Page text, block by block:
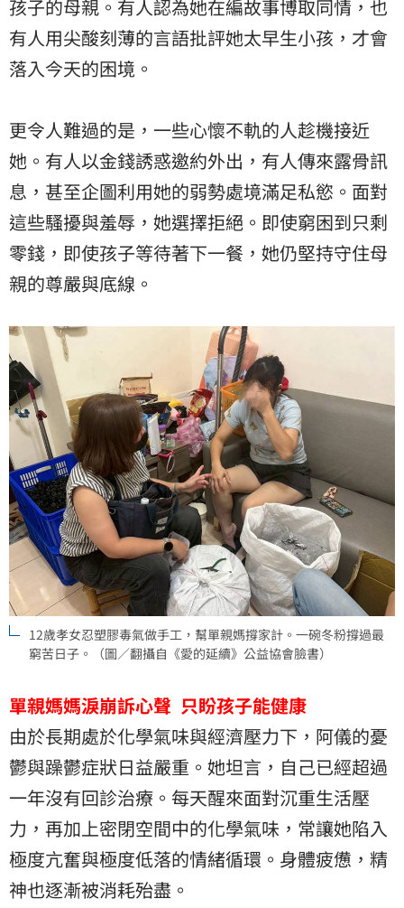
孩子的母親。有人認為她在編故事博取同情，也
有人用尖酸刻薄的言語批評她太早生小孩，才會
落入今天的困境。
更令人難過的是，一些心懷不軌的人趁機接近
她。有人以金錢誘惑邀約外出，有人傳來露骨訊
息，甚至企圖利用她的弱勢處境滿足私慾。面對
這些騷擾與羞辱，她選擇拒絕。即使窮困到只剩
零錢，即使孩子等待著下一餐，她仍堅持守住母
親的尊嚴與底線。
12歲孝女忍塑膠毒氣做手工，幫單親媽撐家計。一碗冬粉撐過最
窮苦日子。（圖／翻攝自《愛的延續》公益協會臉書）
單親媽媽淚崩訴心聲 只盼孩子能健康
由於長期處於化學氣味與經濟壓力下，阿儀的憂
鬱與躁鬱症狀日益嚴重。她坦言，自己已經超過
一年沒有回診治療。每天醒來面對沉重生活壓
力，再加上密閉空間中的化學氣味，常讓她陷入
極度亢奮與極度低落的情緒循環。身體疲憊，精
神也逐漸被消耗殆盡。